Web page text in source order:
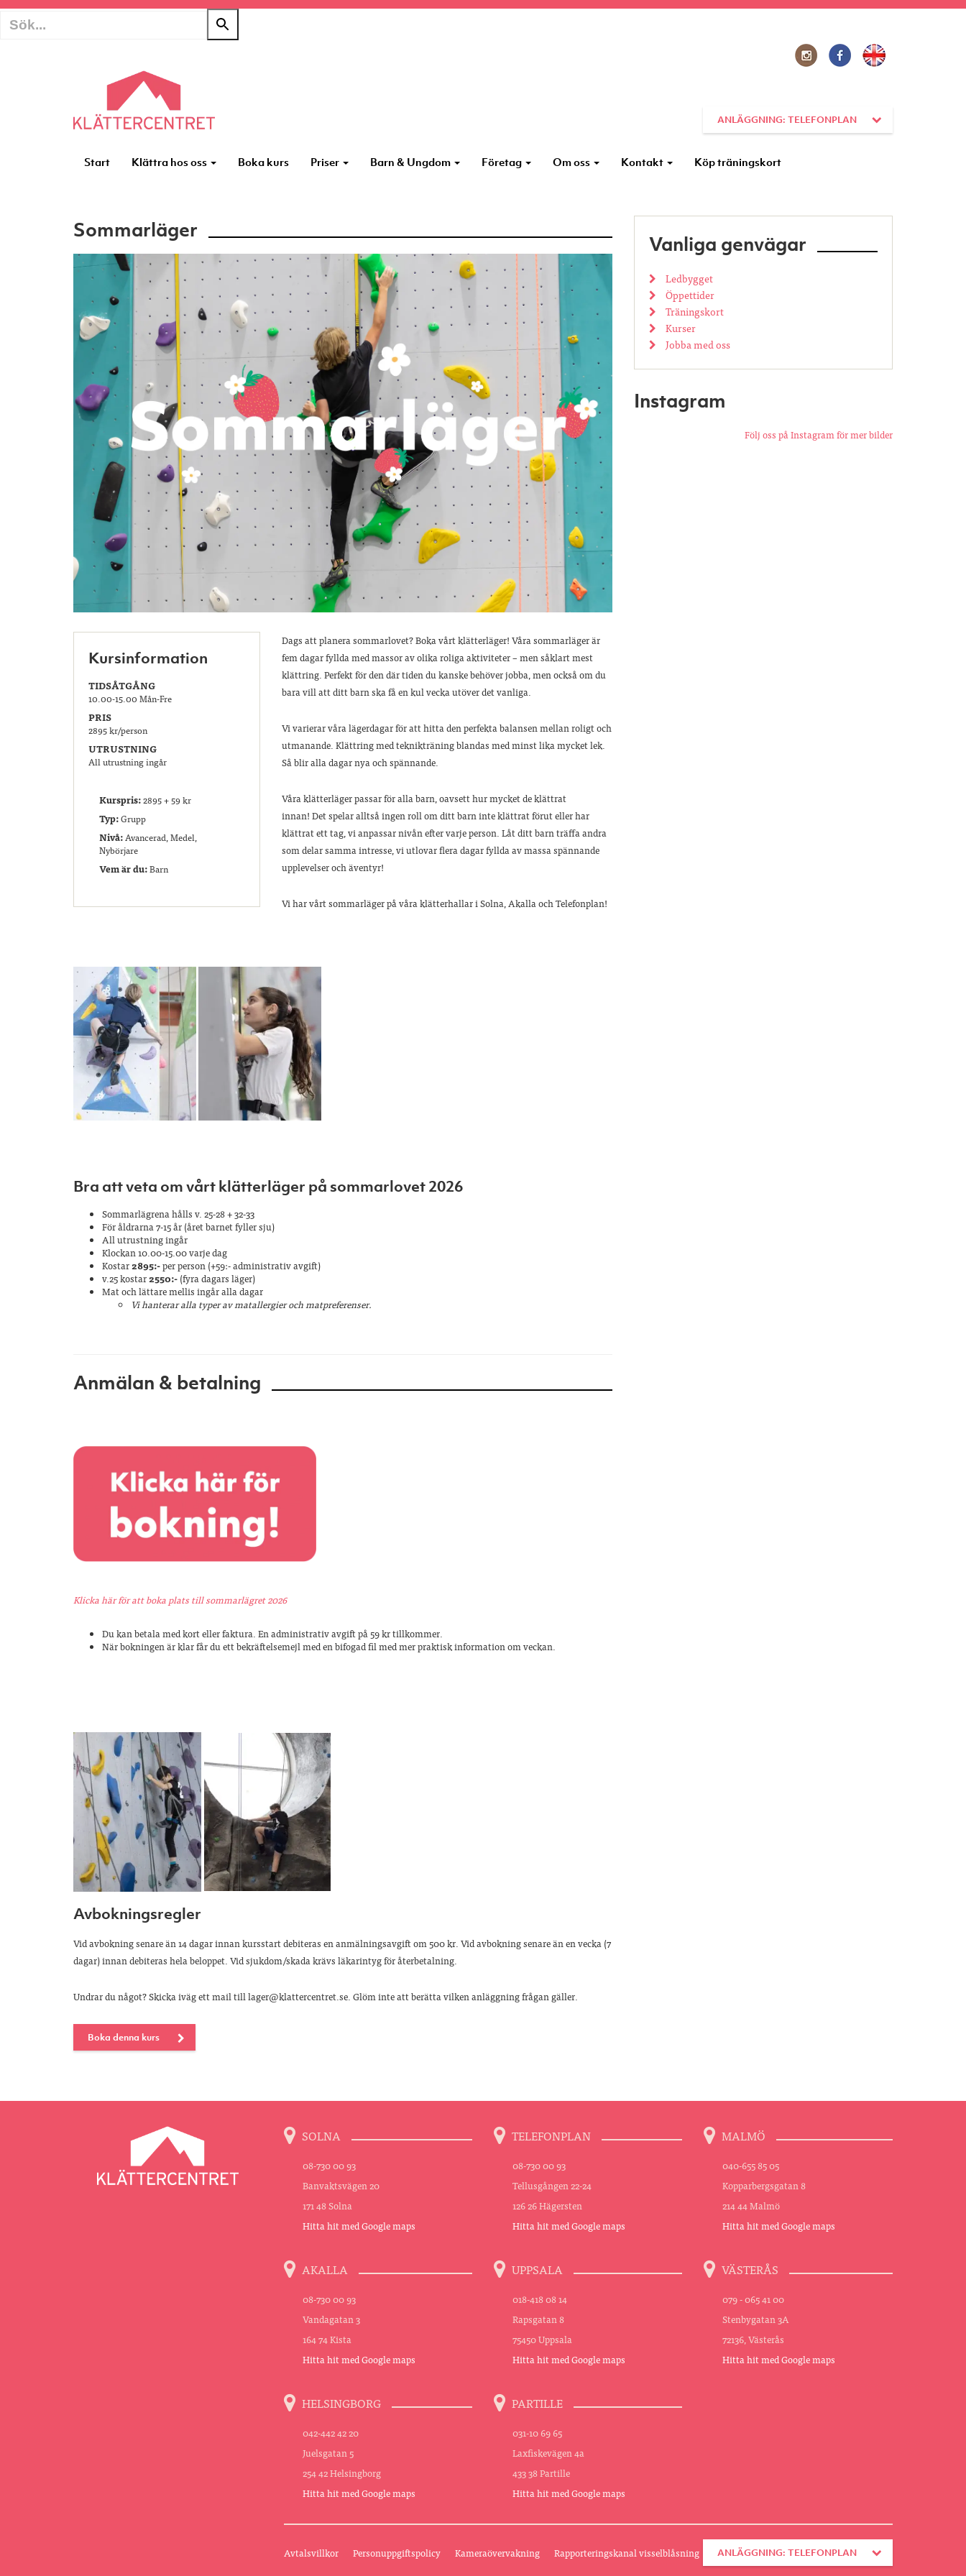
ANLÄGGNING: TELEFONPLAN
Start Klättra hos oss Boka kurs Priser Barn & Ungdom Företag Om oss Kontakt Köp träningskort
Sommarläger
Kursinformation
TIDSÅTGÅNG
10.00-15.00 Mån-Fre
PRIS
2895 kr/person
UTRUSTNING
All utrustning ingår
Kurspris:2895 + 59 kr
Typ:Grupp
Nivå:Avancerad, Medel,
Nybörjare
Vem är du:Barn
Dags att planera sommarlovet? Boka vårt klätterläger! Våra sommarläger är
fem dagar fyllda med massor av olika roliga aktiviteter – men såklart mest
klättring. Perfekt för den där tiden du kanske behöver jobba, men också om du
bara vill att ditt barn ska få en kul vecka utöver det vanliga.
Vi varierar våra lägerdagar för att hitta den perfekta balansen mellan roligt och
utmanande. Klättring med teknikträning blandas med minst lika mycket lek.
Så blir alla dagar nya och spännande.
Våra klätterläger passar för alla barn, oavsett hur mycket de klättrat
innan! Det spelar alltså ingen roll om ditt barn inte klättrat förut eller har
klättrat ett tag, vi anpassar nivån efter varje person. Låt ditt barn träffa andra
som delar samma intresse, vi utlovar flera dagar fyllda av massa spännande
upplevelser och äventyr!
Vi har vårt sommarläger på våra klätterhallar i Solna, Akalla och Telefonplan!
Bra att veta om vårt klätterläger på sommarlovet 2026
Sommarlägrena hålls v. 25-28 + 32-33
För åldrarna 7-15 år (året barnet fyller sju)
All utrustning ingår
Klockan 10.00-15.00 varje dag
Kostar2895:-per person (+59:- administrativ avgift)
v.25 kostar2550:-(fyra dagars läger)
Mat och lättare mellis ingår alla dagar
Vi hanterar alla typer av matallergier och matpreferenser.
Anmälan & betalning
Klicka här för att boka plats till sommarlägret 2026
Du kan betala med kort eller faktura. En administrativ avgift på 59 kr tillkommer.
När bokningen är klar får du ett bekräftelsemejl med en bifogad fil med mer praktisk information om veckan.
Avbokningsregler
Vid avbokning senare än 14 dagar innan kursstart debiteras en anmälningsavgift om 500 kr. Vid avbokning senare än en vecka (7
dagar) innan debiteras hela beloppet. Vid sjukdom/skada krävs läkarintyg för återbetalning.
Undrar du något? Skicka iväg ett mail till lager@klattercentret.se. Glöm inte att berätta vilken anläggning frågan gäller.
Boka denna kurs
Vanliga genvägar
Ledbygget
Öppettider
Träningskort
Kurser
Jobba med oss
Instagram
Följ oss på Instagram för mer bilder
SOLNA
08-730 00 93
Banvaktsvägen 20
171 48 Solna
Hitta hit med Google maps
TELEFONPLAN
08-730 00 93
Tellusgången 22-24
126 26 Hägersten
Hitta hit med Google maps
MALMÖ
040-655 85 05
Kopparbergsgatan 8
214 44 Malmö
Hitta hit med Google maps
AKALLA
08-730 00 93
Vandagatan 3
164 74 Kista
Hitta hit med Google maps
UPPSALA
018-418 08 14
Rapsgatan 8
75450 Uppsala
Hitta hit med Google maps
VÄSTERÅS
079 - 065 41 00
Stenbygatan 3A
72136, Västerås
Hitta hit med Google maps
HELSINGBORG
042-442 42 20
Juelsgatan 5
254 42 Helsingborg
Hitta hit med Google maps
PARTILLE
031-10 69 65
Laxfiskevägen 4a
433 38 Partille
Hitta hit med Google maps
Avtalsvillkor Personuppgiftspolicy Kameraövervakning Rapporteringskanal visselblåsning ANLÄGGNING: TELEFONPLAN